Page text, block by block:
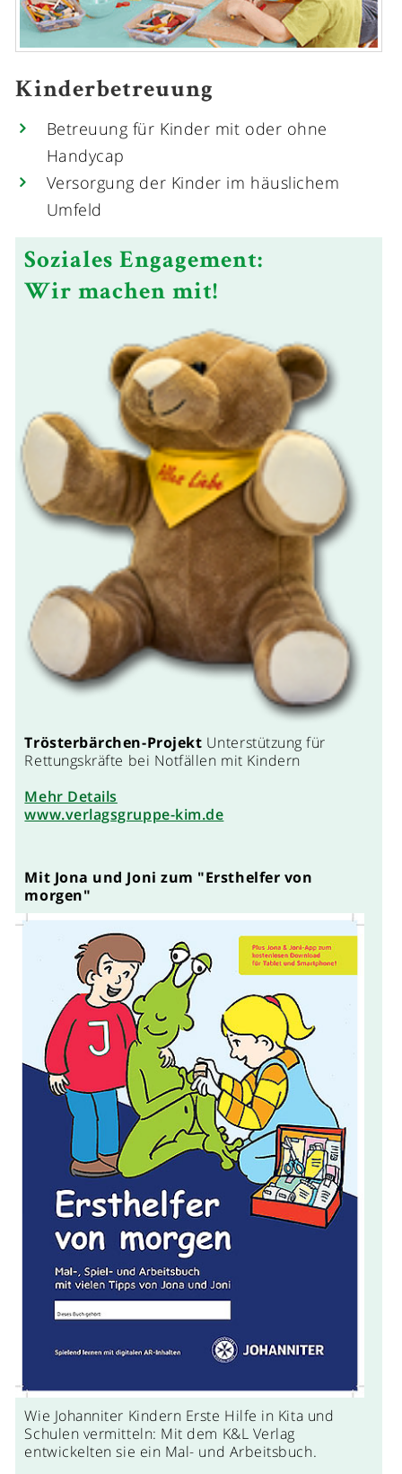
Kinderbetreuung
Betreuung für Kinder mit oder ohne
Handycap
Versorgung der Kinder im häuslichem
Umfeld
Soziales Engagement:
Wir machen mit!
Trösterbärchen-Projekt Unterstützung für
Rettungskräfte bei Notfällen mit Kindern
Mehr Details
www.verlagsgruppe-kim.de
Mit Jona und Joni zum "Ersthelfer von
morgen"
Wie Johanniter Kindern Erste Hilfe in Kita und
Schulen vermitteln: Mit dem K&L Verlag
entwickelten sie ein Mal- und Arbeitsbuch.